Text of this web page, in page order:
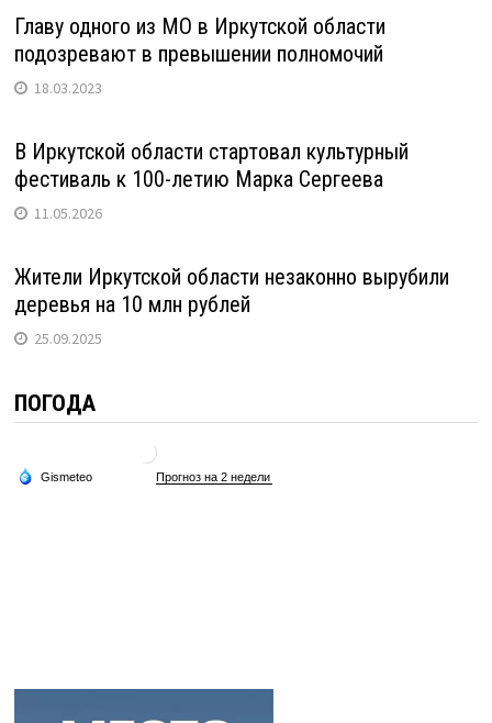
Главу одного из МО в Иркутской области
подозревают в превышении полномочий
18.03.2023
В Иркутской области стартовал культурный
фестиваль к 100-летию Марка Сергеева
11.05.2026
Жители Иркутской области незаконно вырубили
деревья на 10 млн рублей
25.09.2025
ПОГОДА